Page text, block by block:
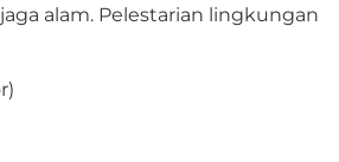
alam. Pelestarian lingkungan